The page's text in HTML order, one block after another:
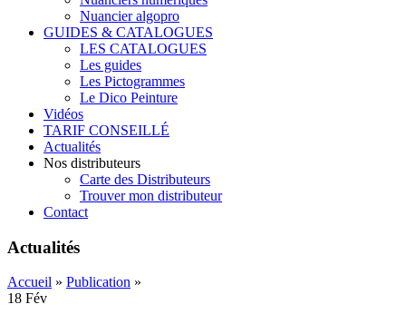
Nuancier algopro
GUIDES & CATALOGUES
LES CATALOGUES
Les guides
Les Pictogrammes
Le Dico Peinture
Vidéos
TARIF CONSEILLÉ
Actualités
Nos distributeurs
Carte des Distributeurs
Trouver mon distributeur
Contact
Actualités
Accueil » Publication »
18 Fév